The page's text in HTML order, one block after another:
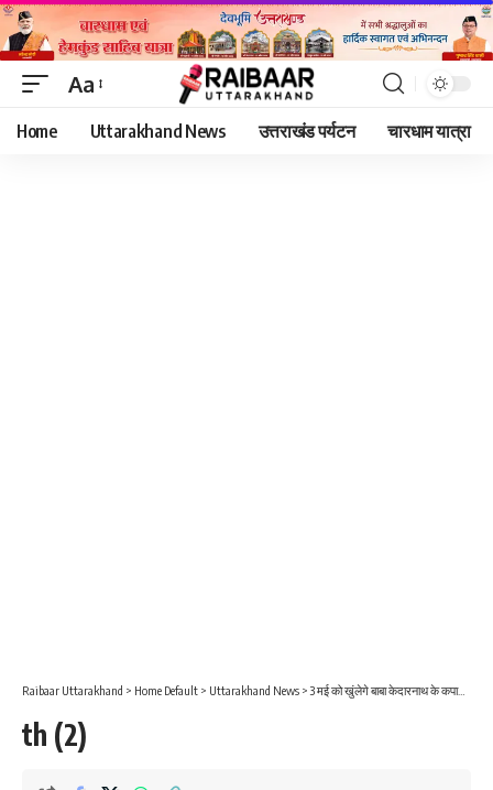
Font
Resizer
Aa
Home Uttarakhand News उत्तराखंड पर्यटन चारधाम यात्रा
Raibaar Uttarakhand > Home Default > Uttarakhand News > 3 मई को खुंलेगे बाबा केदारनाथ के कपाट महा शिवरात्री पर देखिऐ केदारनाथ मन्दिर की ये दुर्बल फोटोज।
th (2)